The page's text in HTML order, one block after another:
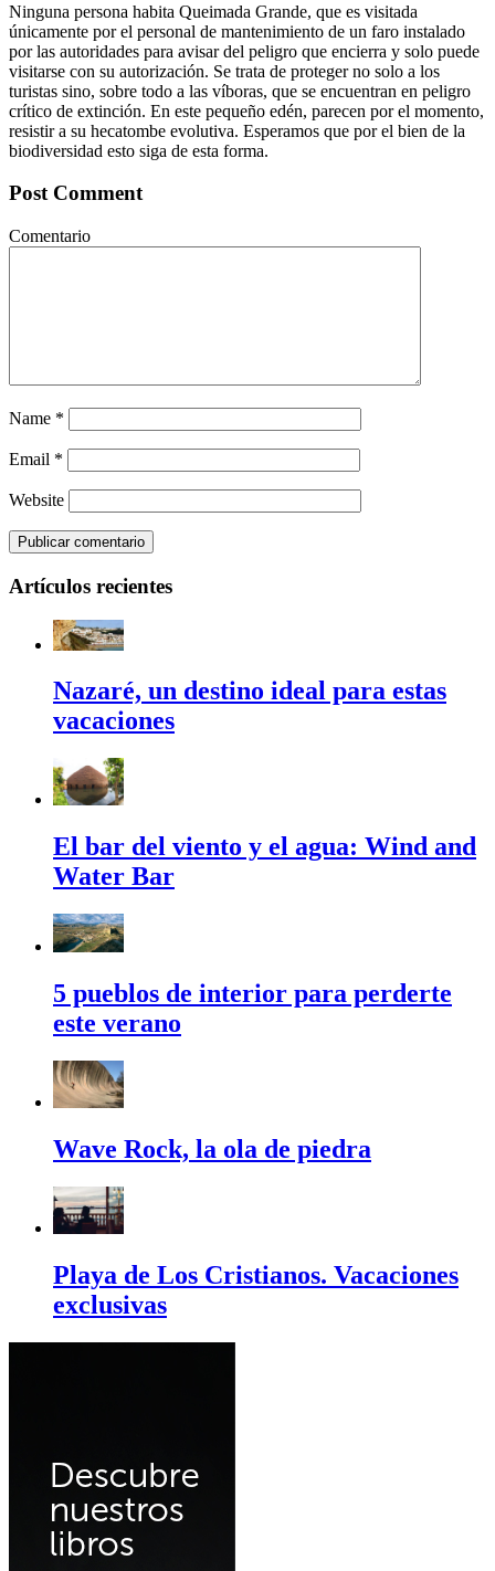
Ninguna persona habita Queimada Grande, que es visitada
únicamente por el personal de mantenimiento de un faro instalado
por las autoridades para avisar del peligro que encierra y solo puede
visitarse con su autorización. Se trata de proteger no solo a los
turistas sino, sobre todo a las víboras, que se encuentran en peligro
crítico de extinción. En este pequeño edén, parecen por el momento,
resistir a su hecatombe evolutiva. Esperamos que por el bien de la
biodiversidad esto siga de esta forma.
Post Comment
Comentario
Name *
Email *
Website
Artículos recientes
Nazaré, un destino ideal para estas
vacaciones
El bar del viento y el agua: Wind and
Water Bar
5 pueblos de interior para perderte
este verano
Wave Rock, la ola de piedra
Playa de Los Cristianos. Vacaciones
exclusivas